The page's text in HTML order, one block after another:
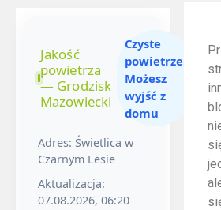
Jakość
powietrza
— Grodzisk
Mazowiecki
Czyste
powietrze.
Możesz
wyjść z
domu
Adres: Świetlica w
Czarnym Lesie
Aktualizacja:
07.08.2026, 06:20